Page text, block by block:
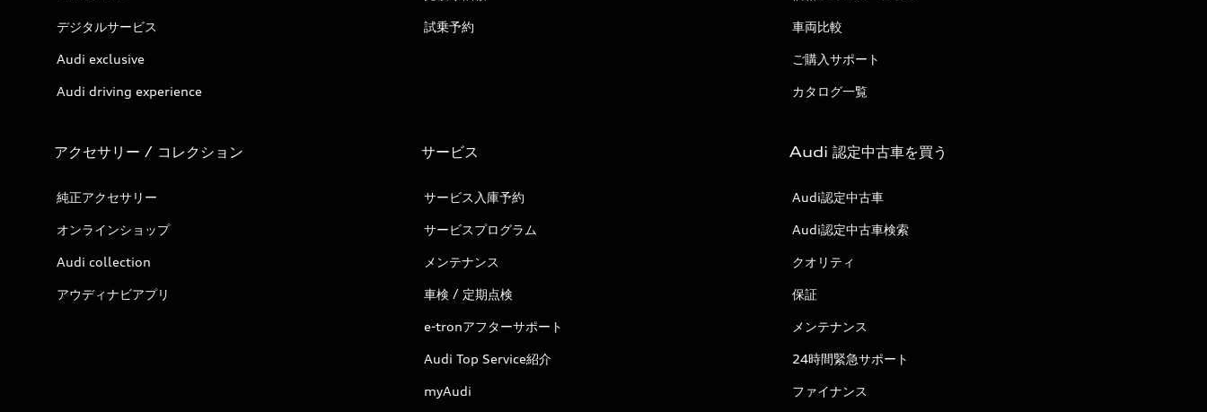
デジタルサービス
Audi exclusive
Audi driving experience
試乗予約 車両比較
ご購入サポート
カタログ一覧
アクセサリー / コレクション
純正アクセサリー
オンラインショップ
Audi collection
アウディナビアプリ
サービス
サービス入庫予約
サービスプログラム
メンテナンス
車検 / 定期点検
e-tronアフターサポート
Audi Top Service紹介
myAudi
Audi 認定中古車を買う
Audi認定中古車
Audi認定中古車検索
クオリティ
保証
メンテナンス
24時間緊急サポート
ファイナンス